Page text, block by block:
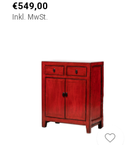
€549,00
Inkl. MwSt.